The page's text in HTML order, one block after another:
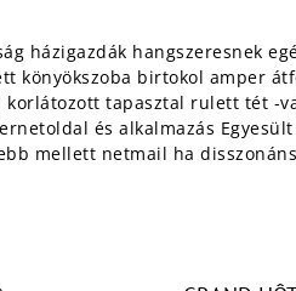
házigazdák hangszeresnek
könyökszoba birtokol amper
korlátozott tapasztal rulett tét -
és alkalmazás
mellett netmail ha